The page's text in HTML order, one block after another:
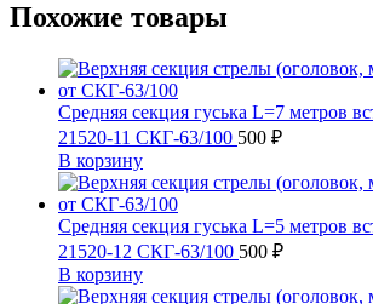
Похожие товары
Средняя секция гуська L=7 метров
21520-11 СКГ-63/100 500 ₽
В корзину
Средняя секция гуська L=5 метров
21520-12 СКГ-63/100 500 ₽
В корзину